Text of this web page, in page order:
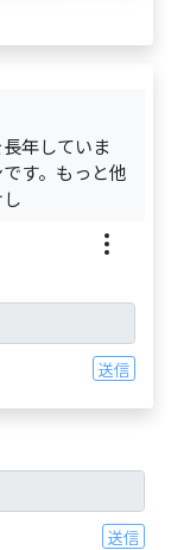
年していま
す。もっと他
送信
送信